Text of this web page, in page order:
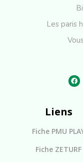
Les paris
Liens
Fiche PMU
Fiche ZETURF